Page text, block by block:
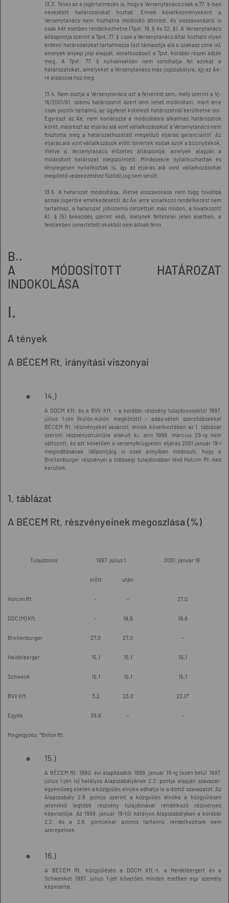
13.3. Téves az a jogértelmezés is, hogy a Versenytanács csak a 77. §-ban
nevesített határozatokat hozhat. Ennek következményeként a
Versenytanács nem hozhatna módosító döntést, és visszavonásról is
csak két esetben rendelkezhetne (Tpvt. 19. § és 32. §). A Versenytanács
álláspontja szerint a Tpvt. 77. § csak a Versenytanács által hozható olyan
érdemi határozatokat tartalmazza (ezt támasztja alá a szakasz címe is),
amelyek anyagi jogi alapját, vonatkozásait a Tpvt. korábbi részei adják
meg. A Tpvt. 77. § nyilvánvalóan nem sorolhatja fel azokat a
határozatokat, amelyeket a Versenytanács más jogszabályra, így az Áe-
re alapozva hoz meg.
13.4. Nem osztja a Versenytanács azt a felvetést sem, mely szerint a Vj-
16/2001/91. számú határozatot azért sem lehet módosítani, mert erre
csak pozitív tartalmú, az ügyfelet kötelező határozatnál kerülhetne sor.
Egyrészt az Áe. nem korlátozza a módosításra alkalmas határozatok
körét, másrészt az eljárás alá vont vállalkozásokat a Versenytanács nem
fosztotta meg a határozathozatalt megelőző eljárás garanciáitól. Az
eljárás alá vont vállalkozások előtt ismertek voltak azok a bizonyítékok,
illetve a Versenytanács előzetes álláspontja, amelyek alapján a
módosított határozat megszületett. Mindezekre nyilatkozhattak és
ténylegesen nyilatkoztak is, így az eljárás alá vont vállalkozásokat
megillető védekezéshez fűződő jog nem sérült.
13.5. A határozat módosítása, illetve visszavonása nem függ továbbá
annak jogerőre emelkedésétől. Az Áe. erre vonatkozó rendelkezést nem
tartalmaz, a határozat jóhiszemű címzettjét más módon, a hivatkozott
61. § (5) bekezdés szerint védi, melynek feltételei jelen esetben, a
fentiekben ismertetett okokból nem állnak fenn.
B..
A MÓDOSÍTOTT HATÁROZAT
INDOKOLÁSA
I.
A tények
A BÉCEM Rt. irányítási viszonyai
14.)
A DDCM Kft. és a BVV Kft. - a korábbi részvény tulajdonosoktól 1997.
július 1-jén (külön-külön megkötött) - adás-vételi szerződésekkel
BÉCEM Rt. részvényeket vásárolt, minek következtében az 1. táblázat
szerinti részvénystruktúra alakult ki, ami 1999. március 29-ig nem
változott, és azt követően a versenyfelügyeleti eljárás 2001.január 19-i
megindításának időpontjáig is csak annyiban módosult, hogy a
Breitenburger részvényei a többségi tulajdonában lévő Holcim Rt.-hez
kerültek.
1. táblázat
A BÉCEM Rt. részvényeinek megoszlása (%)
Tulajdonos 1997. július 1. 2001. január 19.
előtt után
Holcim Rt. - - 27,0
DDC (M) Kft. - 19,8 19,8
Breitenburger 27,0 27,0 -
Heidelberger 15,1 15,1 15,1
Schwenk 15,1 15,1 15,1
BVV Kft. 3,2 23,0 23,0*
Egyéb 39,6 - -
Megjegyzés: *Beton Rt.
15.)
A BÉCEM Rt. 1990. évi alapításától 1999. január 19-ig (ezen belül 1997.
július 1-jén is) hatályos Alapszabályának 2.2. pontja alapján szavazat-
egyenlőség esetén a közgyűlés elnöke adhatja le a döntő szavazatot. Az
Alapszabály 2.6. pontja szerint a közgyűlés elnöke a közgyűlésen
jelenlévő legtöbb részvény tulajdonával rendelkező részvényes
képviselője. Az 1999. január 19-től hatályos Alapszabályban a korábbi
2.2. és a 2.6. pontokkal azonos tartalmú rendelkezések nem
szerepelnek.
16.)
A BÉCEM Rt. közgyűlésén a DDCM Kft.-t, a Heidelbergert és a
Schwenket 1997. július 1-jét követően minden esetben egy személy
képviselte.